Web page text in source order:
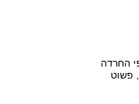
החרדה
פשוט